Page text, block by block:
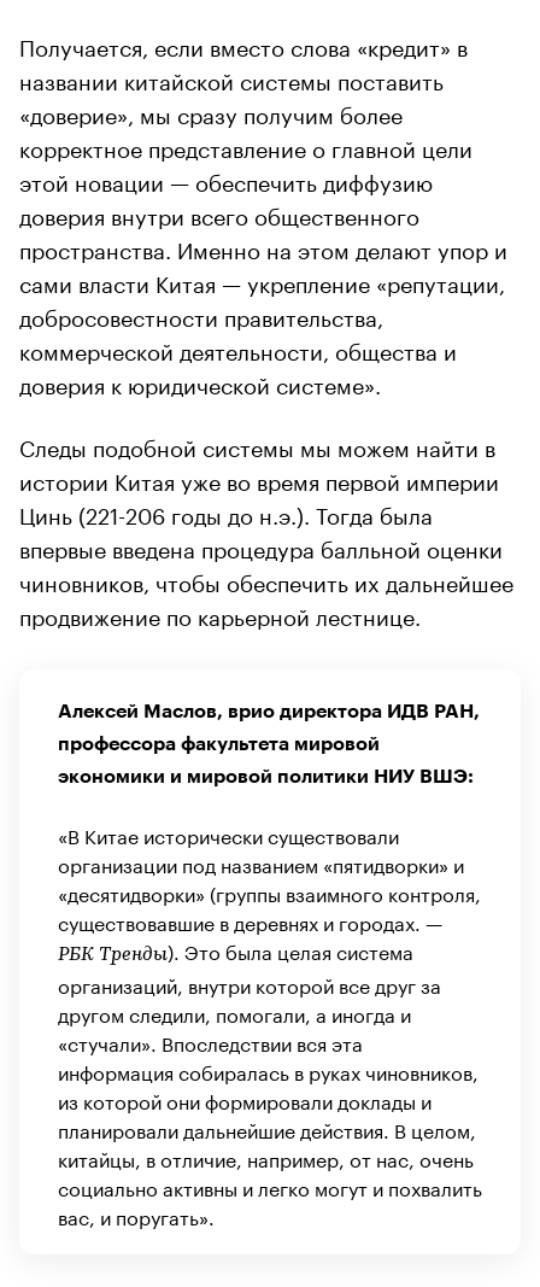
Получается, если вместо слова «кредит» в
названии китайской системы поставить
«доверие», мы сразу получим более
корректное представление о главной цели
этой новации — обеспечить диффузию
доверия внутри всего общественного
пространства. Именно на этом делают упор и
сами власти Китая — укрепление «репутации,
добросовестности правительства,
коммерческой деятельности, общества и
доверия к юридической системе».
Следы подобной системы мы можем найти в
истории Китая уже во время первой империи
Цинь (221-206 годы до н.э.). Тогда была
впервые введена процедура балльной оценки
чиновников, чтобы обеспечить их дальнейшее
продвижение по карьерной лестнице.
Алексей Маслов, врио директора ИДВ РАН,
профессора факультета мировой
экономики и мировой политики НИУ ВШЭ:
«В Китае исторически существовали
организации под названием «пятидворки» и
«десятидворки» (группы взаимного контроля,
существовавшие в деревнях и городах. —
РБК Тренды). Это была целая система
организаций, внутри которой все друг за
другом следили, помогали, а иногда и
«стучали». Впоследствии вся эта
информация собиралась в руках чиновников,
из которой они формировали доклады и
планировали дальнейшие действия. В целом,
китайцы, в отличие, например, от нас, очень
социально активны и легко могут и похвалить
вас, и поругать».